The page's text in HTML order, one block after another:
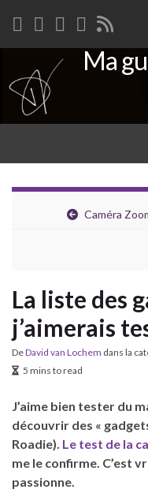
Search for:
Ma
Caméra
La liste des
j’aimerais
DeDavid van Lochem dans la
5 mins to read
J’aime bien tester du
découvrir des «
Roadie). Le test de la
me le confirme. C’est
passionne.